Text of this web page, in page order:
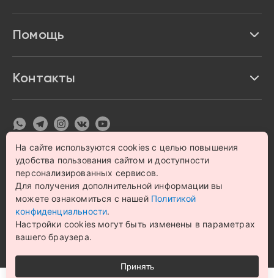
Акции и скидки
Возврат товара
Политика конфиденциальности
Согласие на обработку персональных данных
Помощь
Карта сайта
Контакты
© 1993 – 2026 Магазин бытовой техники и электроники
«Impulse». Все права защищены.
Цена на сайте носит информационный характер и не
является публичной офертой
На сайте используются cookies с целью повышения
удобства пользования сайтом и доступности
персонализированных сервисов.
Для получения дополнительной информации вы
можете ознакомиться с нашей Политикой
конфиденциальности.
Настройки cookies могут быть изменены в параметрах
вашего браузера.
Принять